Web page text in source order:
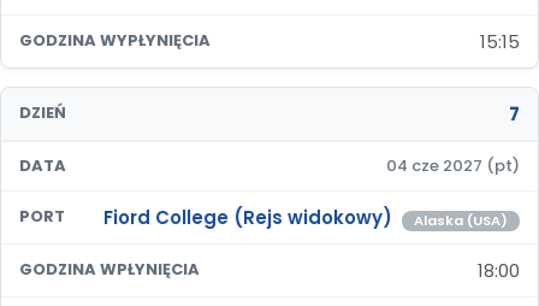
GODZINA WYPŁYNIĘCIA 15:15
DZIEŃ 7
DATA 04 cze 2027 (pt)
PORT Fiord College (Rejs widokowy) Alaska (USA)
GODZINA WPŁYNIĘCIA 18:00